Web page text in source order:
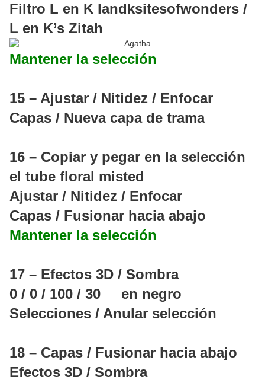
Filtro L en K landksitesofwonders /
L en K’s Zitah
Mantener la selección
15 – Ajustar / Nitidez / Enfocar
Capas / Nueva capa de trama
16 – Copiar y pegar en la selección
el tube floral misted
Ajustar / Nitidez / Enfocar
Capas / Fusionar hacia abajo
Mantener la selección
17 – Efectos 3D / Sombra
0 / 0 / 100 / 30 en negro
Selecciones / Anular selección
18 – Capas / Fusionar hacia abajo
Efectos 3D / Sombra